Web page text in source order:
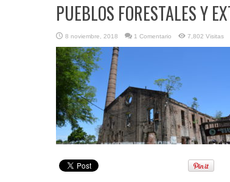
PUEBLOS FORESTALES Y
8 noviembre, 2018 1 Comentario 7,802 Visitas